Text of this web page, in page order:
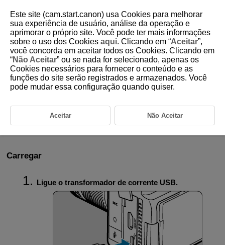
D388-242
Utilizar um Transformador de
Corrente USB para
Carregar/Alimentar a Câmara
Com um transformador de corrente USB
separadamente), pode carregar a Bateria
LP-E6Psem ter de a remover
da câmara. A câmara também pode ser alimentada.
Carregar
Ligue o transformador de corrente USB.
Este site (cam.start.canon) usa Cookies para melhorar
sua experiência de usuário, análise da operação e
aprimorar o próprio site. Você pode ter mais informações
sobre o uso dos Cookies aqui. Clicando em “Aceitar”,
você concorda em aceitar todos os Cookies. Clicando em
“Não Aceitar” ou se nada for selecionado, apenas os
Cookies necessários para fornecer o conteúdo e as
funções do site serão registrados e armazenados. Você
pode mudar essa configuração quando quiser.
Aceitar Não Aceitar